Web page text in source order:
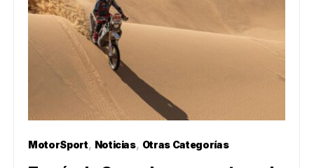
MotorSport Noticias Otras Categorías